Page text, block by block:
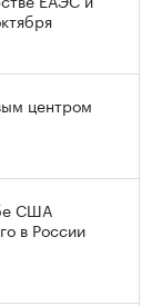
центром
США
в России